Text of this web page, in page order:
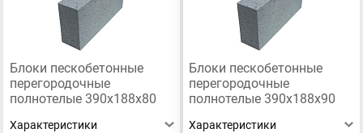
Блоки пескобетонные
перегородочные
полнотелые 390x188x80
Характеристики
Блоки пескобетонные
перегородочные
полнотелые 390x188x90
Характеристики